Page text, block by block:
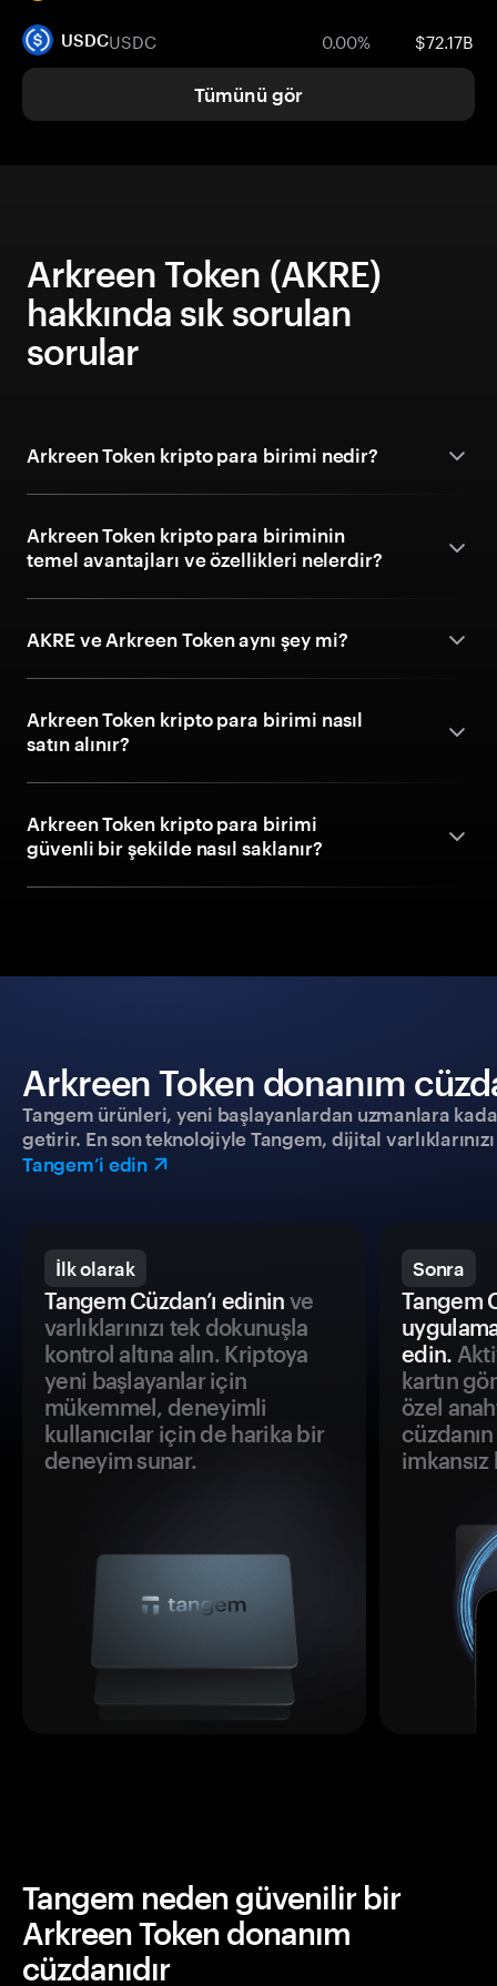
USDCUSDC 0.00% $72.17B
Tümünü gör
Arkreen Token (AKRE)
hakkında sık sorulan
sorular
Arkreen Token kripto para birimi nedir?
Arkreen Token kripto para biriminin
temel avantajları ve özellikleri nelerdir?
AKRE ve Arkreen Token aynı şey mi?
Arkreen Token kripto para birimi nasıl
satın alınır?
Arkreen Token kripto para birimi
güvenli bir şekilde nasıl saklanır?
Arkreen Token donanım
Tangem ürünleri, yeni başlayanlardan uzmanlara
getirir. En son teknolojiyle Tangem, dijital
Tangem’i edin
İlk olarak
Tangem Cüzdan’ı edinin ve
varlıklarınızı tek dokunuşla
kontrol altına alın. Kriptoya
yeni başlayanlar için
mükemmel, deneyimli
kullanıcılar için de harika bir
deneyim sunar.
Sonra
Tangem
edin.
kartın
özel
Tangem neden güvenilir bir
Arkreen Token donanım
cüzdanıdır